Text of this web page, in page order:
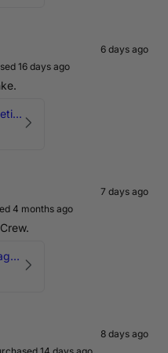
6 days ago
16 days ago
2 Liter - 5W-40 Competition 300V Motul Motoröl
7 days ago
4 months ago
3,5" 90mm Abgasanlage AUDI RSQ3 DNWA 2.5 TFSI
8 days ago